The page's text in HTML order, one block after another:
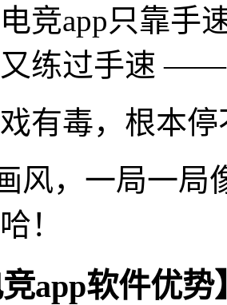
竞app只靠手
练过手速
戏有毒，根本
风，一局一局
！
竞app软件优势